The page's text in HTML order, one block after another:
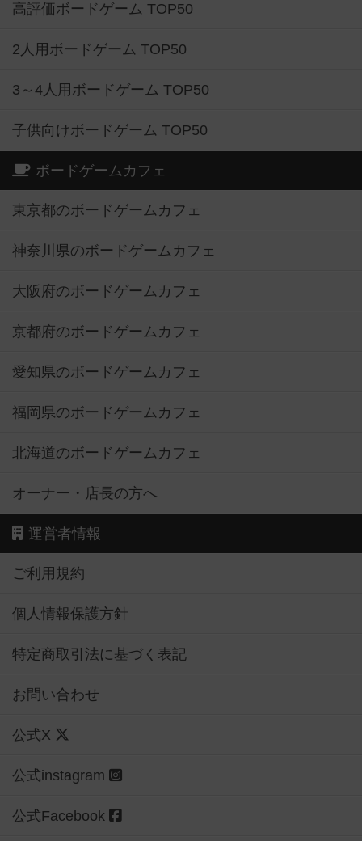
高評価ボードゲーム TOP50
2人用ボードゲーム TOP50
3～4人用ボードゲーム TOP50
子供向けボードゲーム TOP50
ボードゲームカフェ
東京都のボードゲームカフェ
神奈川県のボードゲームカフェ
大阪府のボードゲームカフェ
京都府のボードゲームカフェ
愛知県のボードゲームカフェ
福岡県のボードゲームカフェ
北海道のボードゲームカフェ
オーナー・店長の方へ
運営者情報
ご利用規約
個人情報保護方針
特定商取引法に基づく表記
お問い合わせ
公式X
公式instagram
公式Facebook